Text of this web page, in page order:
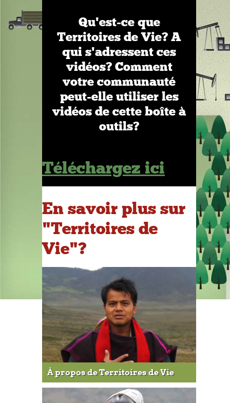
Qu'est-ce que
Territoires de Vie? A
qui s'adressent ces
vidéos? Comment
votre communauté
peut-elle utiliser les
vidéos de cette boîte à
outils?
Téléchargez ici
En savoir plus sur
"Territoires de
Vie"?
À propos de Territoires de Vie